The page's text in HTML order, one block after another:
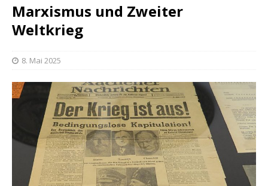
Marxismus und Zweiter
Weltkrieg
8. Mai 2025